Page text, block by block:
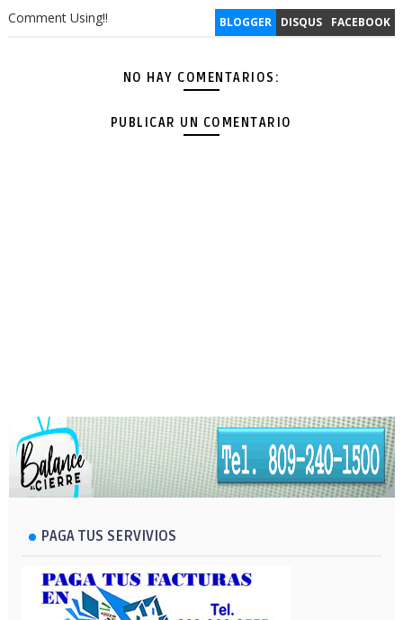
BLOGGER DISQUS FACEBOOK
Comment Using!!
NO HAY COMENTARIOS:
PUBLICAR UN COMENTARIO
PAGA TUS SERVIVIOS